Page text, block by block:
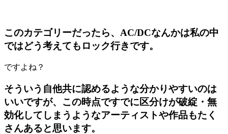
このカテゴリーだったら、 AC/DCなんかは私の中
ではどう考えてもロック行きです。
ですよね？
そういう自他共に認めるような分かりやすいのは
いいですが、この時点ですでに区分けが破綻・無
効化してしまうようなアーティストや作品もたく
さんあると思います。